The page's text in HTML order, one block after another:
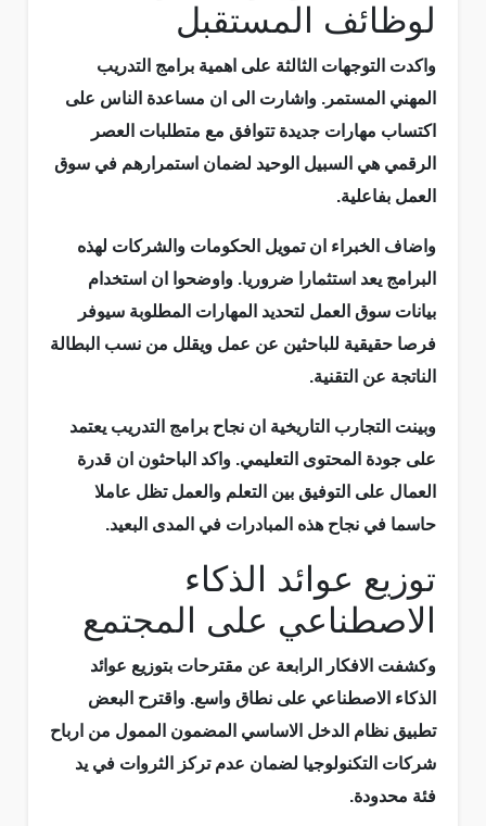
لوظائف المستقبل
واكدت التوجهات الثالثة على اهمية برامج التدريب
المهني المستمر. واشارت الى ان مساعدة الناس على
اكتساب مهارات جديدة تتوافق مع متطلبات العصر
الرقمي هي السبيل الوحيد لضمان استمرارهم في سوق
العمل بفاعلية.
واضاف الخبراء ان تمويل الحكومات والشركات لهذه
البرامج يعد استثمارا ضروريا. واوضحوا ان استخدام
بيانات سوق العمل لتحديد المهارات المطلوبة سيوفر
فرصا حقيقية للباحثين عن عمل ويقلل من نسب البطالة
الناتجة عن التقنية.
وبينت التجارب التاريخية ان نجاح برامج التدريب يعتمد
على جودة المحتوى التعليمي. واكد الباحثون ان قدرة
العمال على التوفيق بين التعلم والعمل تظل عاملا
حاسما في نجاح هذه المبادرات في المدى البعيد.
توزيع عوائد الذكاء
الاصطناعي على المجتمع
وكشفت الافكار الرابعة عن مقترحات بتوزيع عوائد
الذكاء الاصطناعي على نطاق واسع. واقترح البعض
تطبيق نظام الدخل الاساسي المضمون الممول من ارباح
شركات التكنولوجيا لضمان عدم تركز الثروات في يد
فئة محدودة.